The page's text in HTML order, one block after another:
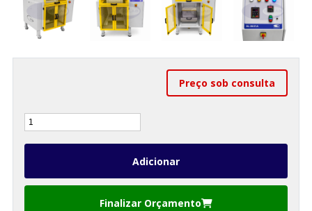
Preço sob consulta
Finalizar Orçamento